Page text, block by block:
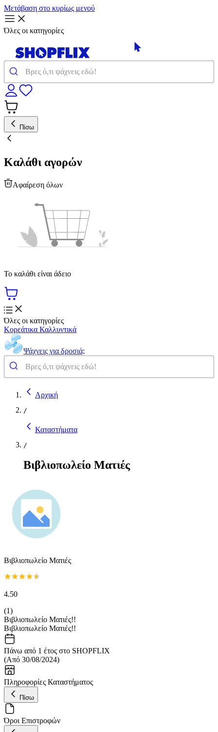
Μετάβαση στο κυρίως μενού
Όλες οι κατηγορίες
Πίσω
Καλάθι αγορών
Αφαίρεση όλων
Το καλάθι είναι άδειο
Όλες οι κατηγορίες
Κορεάτικα Καλλυντικά
Ψάχνεις για δροσιά;
Αρχική
/
Καταστήματα
/
Βιβλιοπωλείο Ματιές
Βιβλιοπωλείο Ματιές
4.50
(1)
Βιβλιοπωλείο Ματιές!!
Βιβλιοπωλείο Ματιές!!
Πάνω από 1 έτος στο SHOPFLIX
(Από 30/08/2024)
Πληροφορίες Καταστήματος
Πίσω
Όροι Επιστροφών